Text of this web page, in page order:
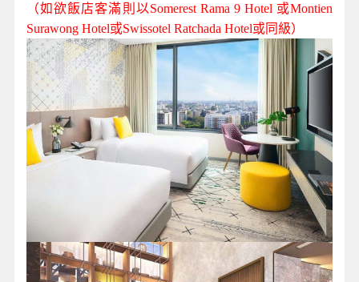
（如欲飯店客滿則以Somerest Rama 9 Hotel 或Montien
Surawong Hotel或Swissotel Ratchada Hotel或同級）